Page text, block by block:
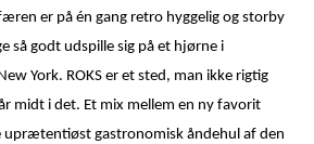
er på én gang retro hyggelig og storby
så godt udspille sig på et hjørne i
York. ROKS er et sted, man ikke rigtig
midt i det. Et mix mellem en ny favorit
uprætentiøst gastronomisk åndehul af den